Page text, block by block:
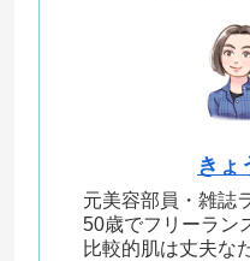
きょ
元美容部員・雑誌
50歳でフリーラン
比較的肌は丈夫な